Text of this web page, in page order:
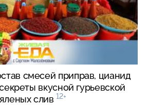
смесей приправ, цианид
вкусной гурьевской
слив 12+